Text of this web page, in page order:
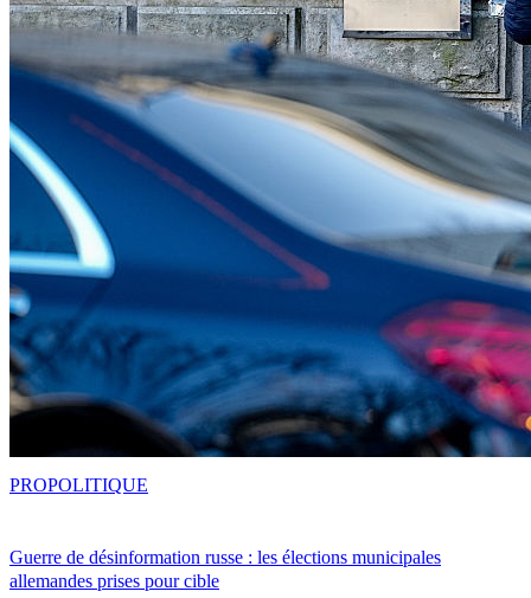
Guerre de désinformation russe : les élections municipales
allemandes prises pour cible
PROPOLITIQUE